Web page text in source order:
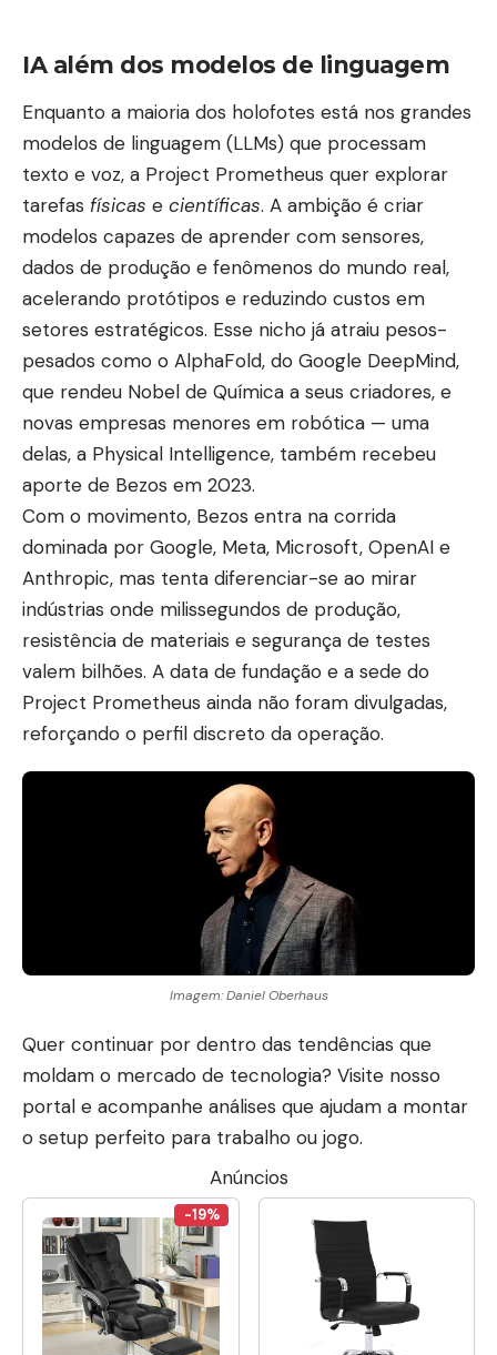
IA além dos modelos de linguagem
Enquanto a maioria dos holofotes está nos grandes
modelos de linguagem (LLMs) que processam
texto e voz, a Project Prometheus quer explorar
tarefas físicas e científicas. A ambição é criar
modelos capazes de aprender com sensores,
dados de produção e fenômenos do mundo real,
acelerando protótipos e reduzindo custos em
setores estratégicos. Esse nicho já atraiu pesos-
pesados como o AlphaFold, do Google DeepMind,
que rendeu Nobel de Química a seus criadores, e
novas empresas menores em robótica — uma
delas, a Physical Intelligence, também recebeu
aporte de Bezos em 2023.
Com o movimento, Bezos entra na corrida
dominada por Google, Meta, Microsoft, OpenAI e
Anthropic, mas tenta diferenciar-se ao mirar
indústrias onde milissegundos de produção,
resistência de materiais e segurança de testes
valem bilhões. A data de fundação e a sede do
Project Prometheus ainda não foram divulgadas,
reforçando o perfil discreto da operação.
Imagem: Daniel Oberhaus
Quer continuar por dentro das tendências que
moldam o mercado de tecnologia? Visite nosso
portal e acompanhe análises que ajudam a montar
o setup perfeito para trabalho ou jogo.
Anúncios
-19%